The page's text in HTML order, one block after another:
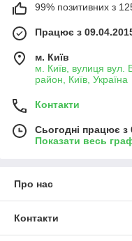
99% позитивних з 125
Працює з
м. Київ
м. Київ, вулиця вул.
район, Київ, Україна
Контакти
Сьогодні працює з
Показати весь
Про нас
Контакти